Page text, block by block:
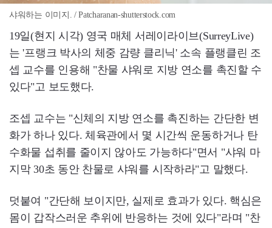
샤워하는 이미지. / Patcharanan-shutterstock.com
19일(현지 시각) 영국 매체 서레이라이브(SurreyLive)
는 '프랭크 박사의 체중 감량 클리닉' 소속 플랭클린 조
셉 교수를 인용해 "찬물 샤워로 지방 연소를 촉진할 수
있다"고 보도했다.
조셉 교수는 "신체의 지방 연소를 촉진하는 간단한 변
화가 하나 있다. 체육관에서 몇 시간씩 운동하거나 탄
수화물 섭취를 줄이지 않아도 가능하다"면서 "샤워 마
지막 30초 동안 찬물로 샤워를 시작하라"고 말했다.
덧붙여 "간단해 보이지만, 실제로 효과가 있다. 핵심은
몸이 갑작스러운 추위에 반응하는 것에 있다"라며 "찬